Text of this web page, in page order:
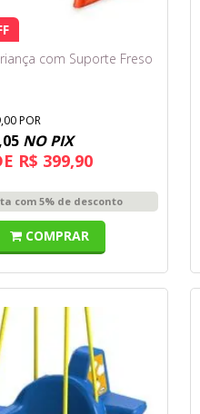
com Suporte Freso
POR
NO PIX
R$ 399,90
com 5% de desconto
COMPRAR